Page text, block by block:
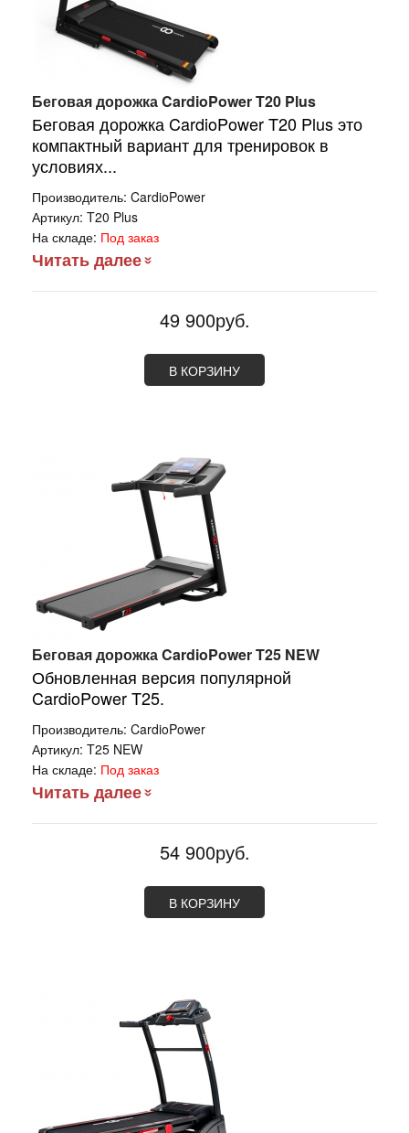
Беговая дорожка CardioPower T20 Plus
Беговая дорожка CardioPower T20 Plus это
компактный вариант для тренировок в
условиях...
Производитель: CardioPower
Артикул: T20 Plus
На складе: Под заказ
Читать далее
49 900руб.
В КОРЗИНУ
Беговая дорожка CardioPower T25 NEW
Обновленная версия популярной
CardioPower T25.
Производитель: CardioPower
Артикул: T25 NEW
На складе: Под заказ
Читать далее
54 900руб.
В КОРЗИНУ